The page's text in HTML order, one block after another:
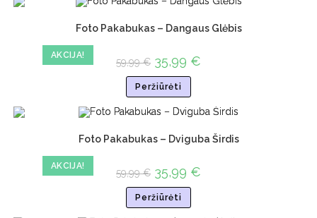
AKCIJA!
Foto Pakabukas – Dangaus Glėbis
59,99€ 35,99 €
Peržiūrėti
AKCIJA!
Foto Pakabukas – Dviguba Širdis
59,99€ 35,99 €
Peržiūrėti